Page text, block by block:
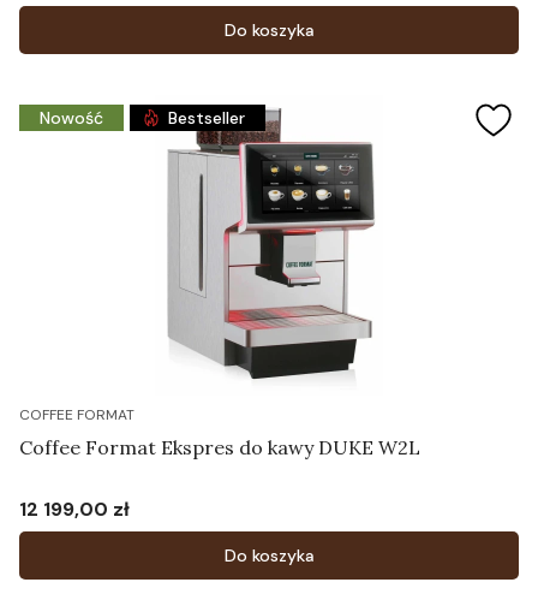
Do koszyka
Nowość Bestseller
COFFEE FORMAT
Coffee Format Ekspres do kawy DUKE W2L
Cena
12 199,00 zł
Do koszyka